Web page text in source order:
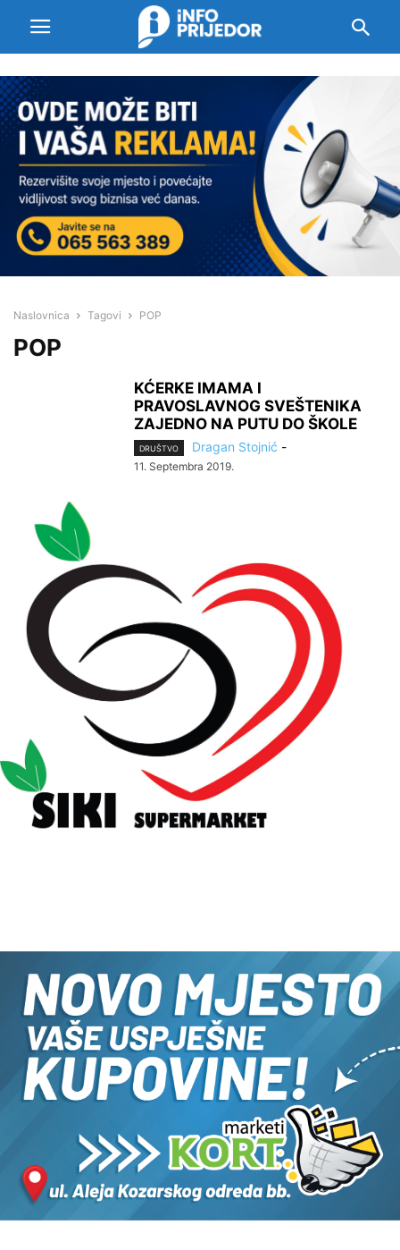
Naslovnica Tagovi POP
POP
KĆERKE IMAMA I
PRAVOSLAVNOG SVEŠTENIKA
ZAJEDNO NA PUTU DO ŠKOLE
DRUŠTVO Dragan Stojnić -
11. Septembra 2019.